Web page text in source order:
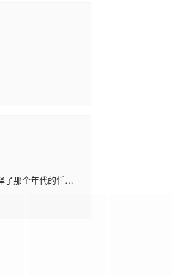
了那个年代的忏